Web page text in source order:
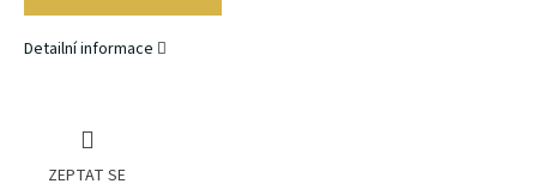
Detailní informace
ZEPTAT SE